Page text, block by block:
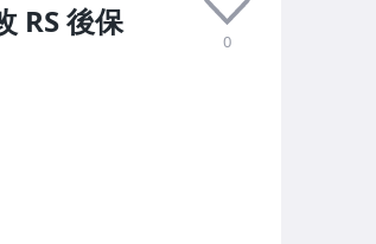
RS 後保
0